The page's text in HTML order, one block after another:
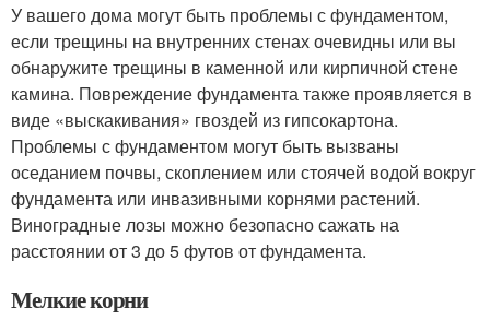
У вашего дома могут быть проблемы с фундаментом,
если трещины на внутренних стенах очевидны или вы
обнаружите трещины в каменной или кирпичной стене
камина. Повреждение фундамента также проявляется в
виде «выскакивания» гвоздей из гипсокартона.
Проблемы с фундаментом могут быть вызваны
оседанием почвы, скоплением или стоячей водой вокруг
фундамента или инвазивными корнями растений.
Виноградные лозы можно безопасно сажать на
расстоянии от 3 до 5 футов от фундамента.
Мелкие корни